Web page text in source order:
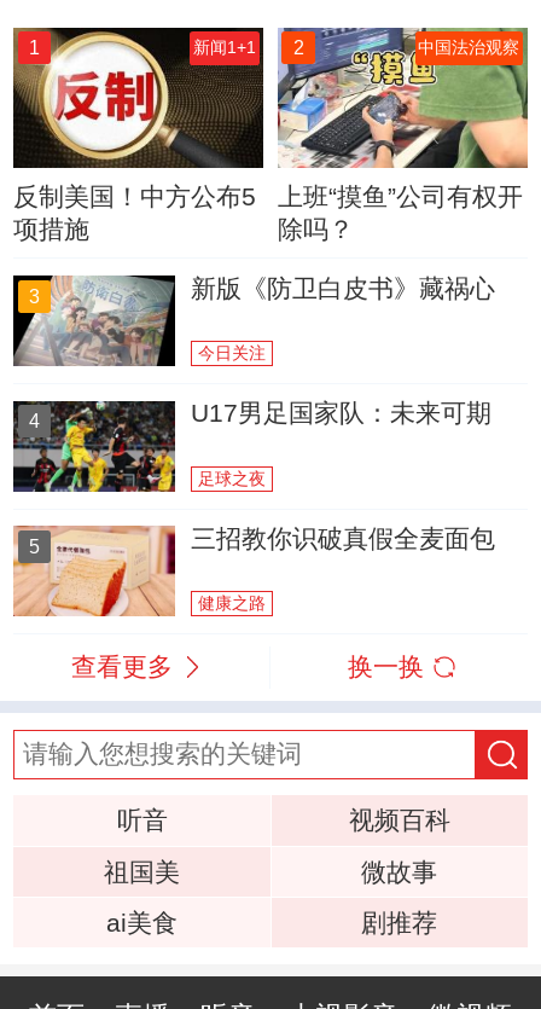
1 新闻1+1
反制美国！中方公布5
项措施
2 中国法治观察
上班“摸鱼”公司有权开
除吗？
3 新版《防卫白皮书》藏祸心
今日关注
4 U17男足国家队：未来可期
足球之夜
5 三招教你识破真假全麦面包
健康之路
查看更多 换一换
听音
视频百科
祖国美
微故事
ai美食
剧推荐